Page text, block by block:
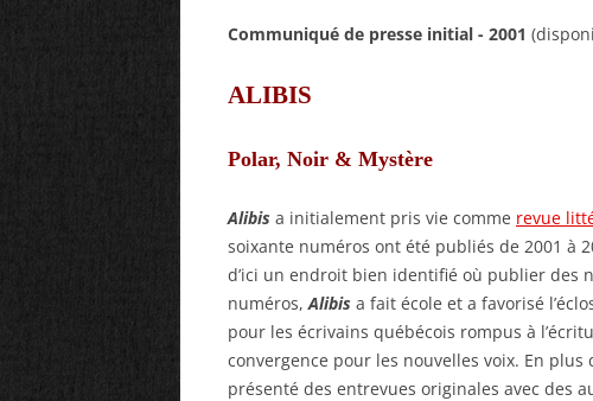
Communiqué de presse initial - 2001
ALIBIS
Polar, Noir & Mystère
Alibis a initialement pris vie comme revue
soixante numéros ont été publiés de 2001 à
d’ici un endroit bien identifié où publier des
numéros, Alibis a fait école et a favorisé
pour les écrivains québécois rompus à
convergence pour les nouvelles voix. En
présenté des entrevues originales avec des